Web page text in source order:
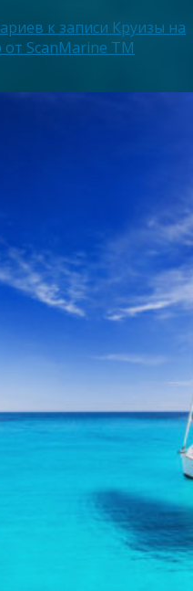
к записи Круизы на
ScanMarine TM